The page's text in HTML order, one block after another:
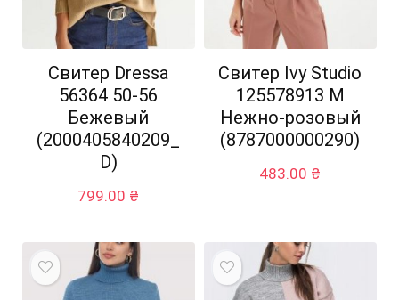
Свитер Dressa
56364 50-56
Бежевый
(2000405840209_
D)
799.00 ₴
Свитер Ivy Studio
125578913 M
Нежно-розовый
(8787000000290)
483.00 ₴